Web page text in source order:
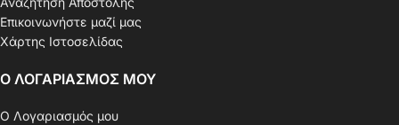
Επικοινωνήστε μαζί μας
Χάρτης Ιστοσελίδας
Ο ΛΟΓΑΡΙΑΣΜΟΣ ΜΟΥ
Ο Λογαριασμός μου